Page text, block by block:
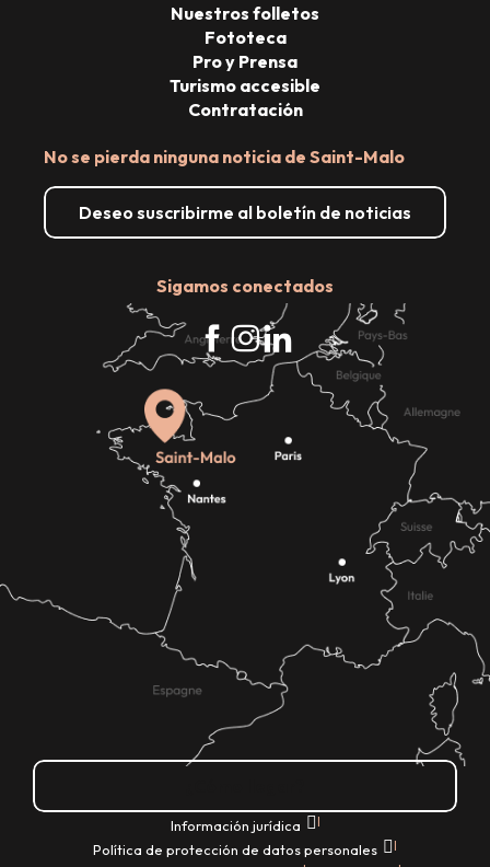
No se pierda ninguna noticia de Saint-Malo
Deseo suscribirme al boletín de noticias
Sigamos conectados
Nuestros folletos
Fototeca
Pro y Prensa
Turismo accesible
Contratación
Información jurídica |
Política de protección de datos personales |